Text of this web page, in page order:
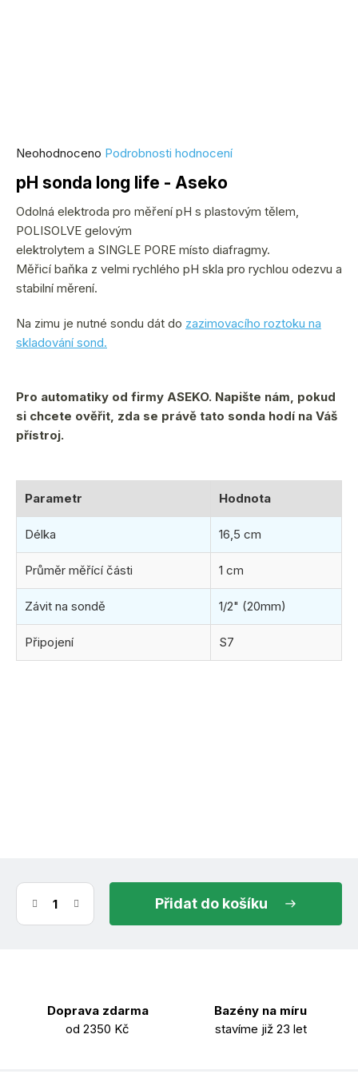
pH sonda long life - Aseko
Průměrné
produktu
je
0,0
z
5
hvězdiček.
Neohodnoceno Podrobnosti hodnocení
Odolná elektroda pro měření pH s plastovým tělem,
POLISOLVE gelovým
elektrolytem a SINGLE PORE místo diafragmy.
Měřicí baňka z velmi rychlého pH skla pro rychlou odezvu a
stabilní měrení.
Na zimu je nutné sondu dát do zazimovacího roztoku na
skladování sond.
Pro automatiky od firmy ASEKO. Napište nám, pokud
si chcete ověřit, zda se právě tato sonda hodí na Váš
přístroj.
Parametr Hodnota
Délka 16,5 cm
Průměr měřící části 1 cm
Závit na sondě 1/2" (20mm)
Připojení S7
do košíku
Doprava zdarma
od 2350 Kč
Bazény na míru
stavíme již 23 let